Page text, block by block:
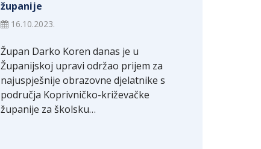
županije
16.10.2023.
Župan Darko Koren danas je u
Županijskoj upravi održao prijem za
najuspješnije obrazovne djelatnike s
područja Koprivničko-križevačke
županije za školsku…